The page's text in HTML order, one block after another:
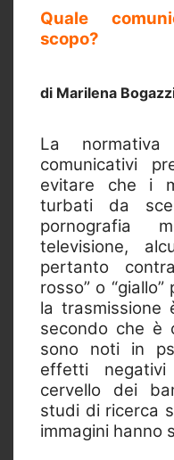
Quale
scopo?
di Marilena
La
comunicativi
evitare che i
turbati da
pornografia
televisione,
pertanto
rosso” o
la
secondo che è
sono noti in
effetti
cervello dei
studi di ricerca
immagini hanno